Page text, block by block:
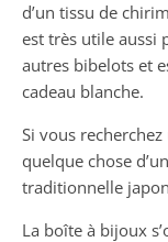
d’un tissu de
est très utile aussi
autres bibelots et
cadeau blanche.
Si vous
quelque chose
traditionnelle
La boîte à bijoux